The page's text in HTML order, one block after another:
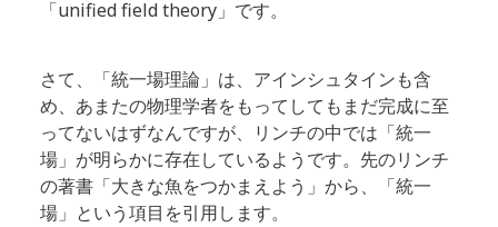
「unified field theory」です。
さて、「統一場理論」は、アインシュタインも含
め、あまたの物理学者をもってしてもまだ完成に至
ってないはずなんですが、リンチの中では「統一
場」が明らかに存在しているようです。先のリンチ
の著書「大きな魚をつかまえよう」から、「統一
場」という項目を引用します。